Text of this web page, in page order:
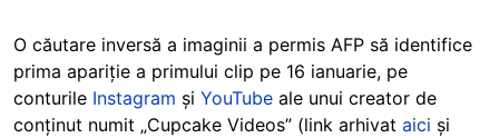
O căutare inversă a imaginii a permis AFP să identifice
prima apariție a primului clip pe 16 ianuarie, pe
conturile Instagram și YouTube ale unui creator de
conținut numit „Cupcake Videos” (link arhivat aici și